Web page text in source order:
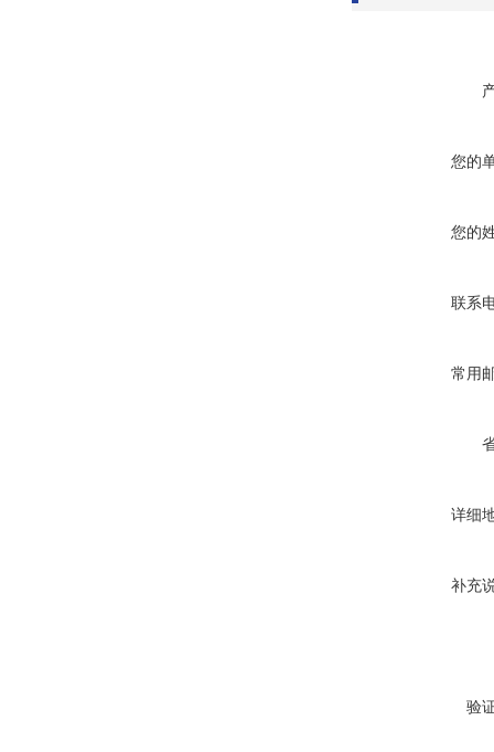
您的
您的
联系
常用
详细
补充
验